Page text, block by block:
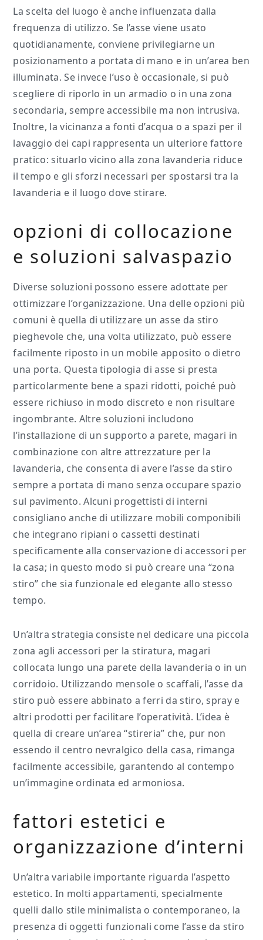
La scelta del luogo è anche influenzata dalla
frequenza di utilizzo. Se l’asse viene usato
quotidianamente, conviene privilegiarne un
posizionamento a portata di mano e in un’area ben
illuminata. Se invece l’uso è occasionale, si può
scegliere di riporlo in un armadio o in una zona
secondaria, sempre accessibile ma non intrusiva.
Inoltre, la vicinanza a fonti d’acqua o a spazi per il
lavaggio dei capi rappresenta un ulteriore fattore
pratico: situarlo vicino alla zona lavanderia riduce
il tempo e gli sforzi necessari per spostarsi tra la
lavanderia e il luogo dove stirare.
opzioni di collocazione
e soluzioni salvaspazio
Diverse soluzioni possono essere adottate per
ottimizzare l’organizzazione. Una delle opzioni più
comuni è quella di utilizzare un asse da stiro
pieghevole che, una volta utilizzato, può essere
facilmente riposto in un mobile apposito o dietro
una porta. Questa tipologia di asse si presta
particolarmente bene a spazi ridotti, poiché può
essere richiuso in modo discreto e non risultare
ingombrante. Altre soluzioni includono
l’installazione di un supporto a parete, magari in
combinazione con altre attrezzature per la
lavanderia, che consenta di avere l’asse da stiro
sempre a portata di mano senza occupare spazio
sul pavimento. Alcuni progettisti di interni
consigliano anche di utilizzare mobili componibili
che integrano ripiani o cassetti destinati
specificamente alla conservazione di accessori per
la casa; in questo modo si può creare una “zona
stiro” che sia funzionale ed elegante allo stesso
tempo.
Un’altra strategia consiste nel dedicare una piccola
zona agli accessori per la stiratura, magari
collocata lungo una parete della lavanderia o in un
corridoio. Utilizzando mensole o scaffali, l’asse da
stiro può essere abbinato a ferri da stiro, spray e
altri prodotti per facilitare l’operatività. L’idea è
quella di creare un’area “stireria” che, pur non
essendo il centro nevralgico della casa, rimanga
facilmente accessibile, garantendo al contempo
un’immagine ordinata ed armoniosa.
fattori estetici e
organizzazione d’interni
Un’altra variabile importante riguarda l’aspetto
estetico. In molti appartamenti, specialmente
quelli dallo stile minimalista o contemporaneo, la
presenza di oggetti funzionali come l’asse da stiro